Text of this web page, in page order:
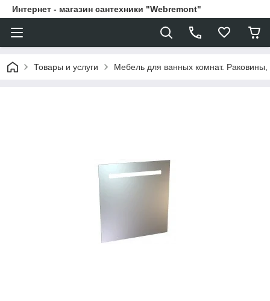
Интернет - магазин сантехники "Webremont"
Товары и услуги Мебель для ванных комнат.